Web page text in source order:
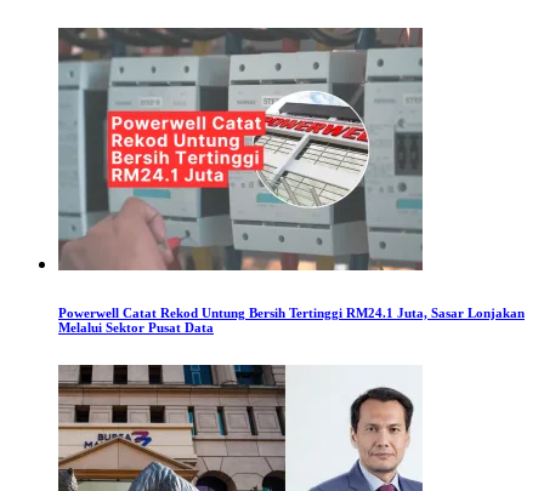
Powerwell Catat Rekod Untung Bersih Tertinggi RM24.1 Juta, Sasar Lonjakan
Melalui Sektor Pusat Data